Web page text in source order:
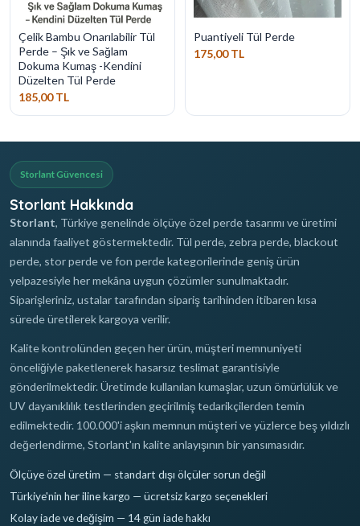
Çelik Bambu Onarılabilir Tül
Perde – Şık ve Sağlam
Dokuma Kumaş -Kendini
Düzelten Tül Perde
185,00 TL
Puantiyeli Tül Perde
175,00 TL
Storlant Güvencesi
Storlant Hakkında
Storlant, Türkiye genelinde ölçüye özel perde tasarımı ve üretimi
alanında faaliyet göstermektedir. Tül perde, zebra perde, blackout
perde, stor perde ve fon perde kategorilerinde geniş ürün
yelpazesiyle her mekâna uygun çözümler sunulmaktadır.
Siparişleriniz, ustalar tarafından sipariş tarihinden itibaren kısa
sürede üretilerek kargoya verilir.
Kalite kontrolünden geçen her ürün, müşteri memnuniyeti
önceliğiyle paketlenerek hasarsız teslimat garantisiyle
gönderilmektedir. Üretimde kullanılan kumaşlar, uzun ömürlülük ve
UV dayanıklılık testlerinden geçirilmiş tedarikçilerden temin
edilmektedir. 100.000'i aşkın memnun müşteri ve yüzlerce beş yıldızlı
değerlendirme, Storlant'ın kalite anlayışının bir yansımasıdır.
Ölçüye özel üretim — standart dışı ölçüler sorun değil
Türkiye'nin her iline kargo — ücretsiz kargo seçenekleri
Kolay iade ve değişim — 14 gün iade hakkı